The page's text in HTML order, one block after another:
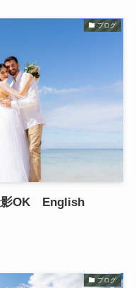
ブログ
影OK English
ブログ